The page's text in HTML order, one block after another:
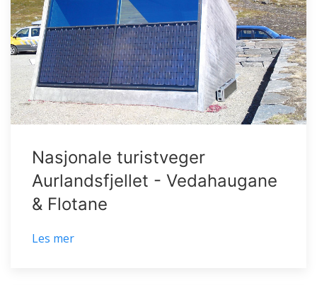
Nasjonale turistveger
Aurlandsfjellet - Vedahaugane
& Flotane
Les mer